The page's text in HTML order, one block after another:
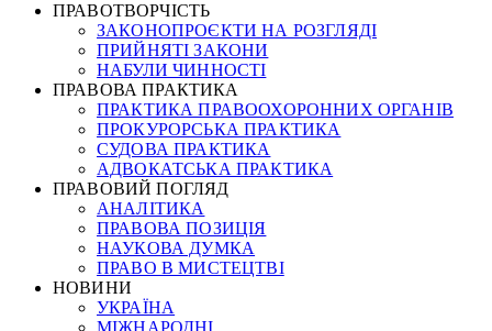
ПРАВОТВОРЧІСТЬ
ЗАКОНОПРОЄКТИ НА РОЗГЛЯДІ
ПРИЙНЯТІ ЗАКОНИ
НАБУЛИ ЧИННОСТІ
ПРАВОВА ПРАКТИКА
ПРАКТИКА ПРАВООХОРОННИХ ОРГАНІВ
ПРОКУРОРСЬКА ПРАКТИКА
СУДОВА ПРАКТИКА
АДВОКАТСЬКА ПРАКТИКА
ПРАВОВИЙ ПОГЛЯД
АНАЛІТИКА
ПРАВОВА ПОЗИЦІЯ
НАУКОВА ДУМКА
ПРАВО В МИСТЕЦТВІ
НОВИНИ
УКРАЇНА
МІЖНАРОДНІ